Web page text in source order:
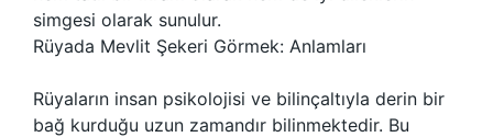
simgesi olarak sunulur.
Rüyada Mevlit Şekeri Görmek: Anlamları
Rüyaların insan psikolojisi ve bilinçaltıyla derin bir
bağ kurduğu uzun zamandır bilinmektedir. Bu